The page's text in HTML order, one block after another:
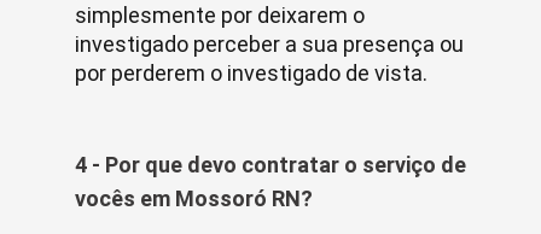
simplesmente por deixarem o
investigado perceber a sua presença ou
por perderem o investigado de vista.
4 - Por que devo contratar o serviço de
vocês em Mossoró RN?